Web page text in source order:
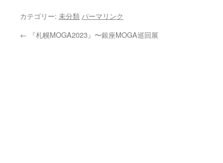
カテゴリー: 未分類 パーマリンク
← 『札幌MOGA2023』〜銀座MOGA巡回展